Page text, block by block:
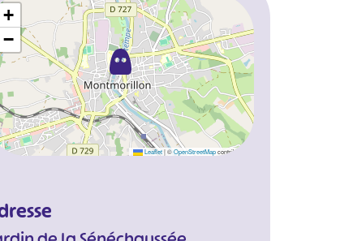
+
−
Leaflet|©OpenStreetMapcontributors